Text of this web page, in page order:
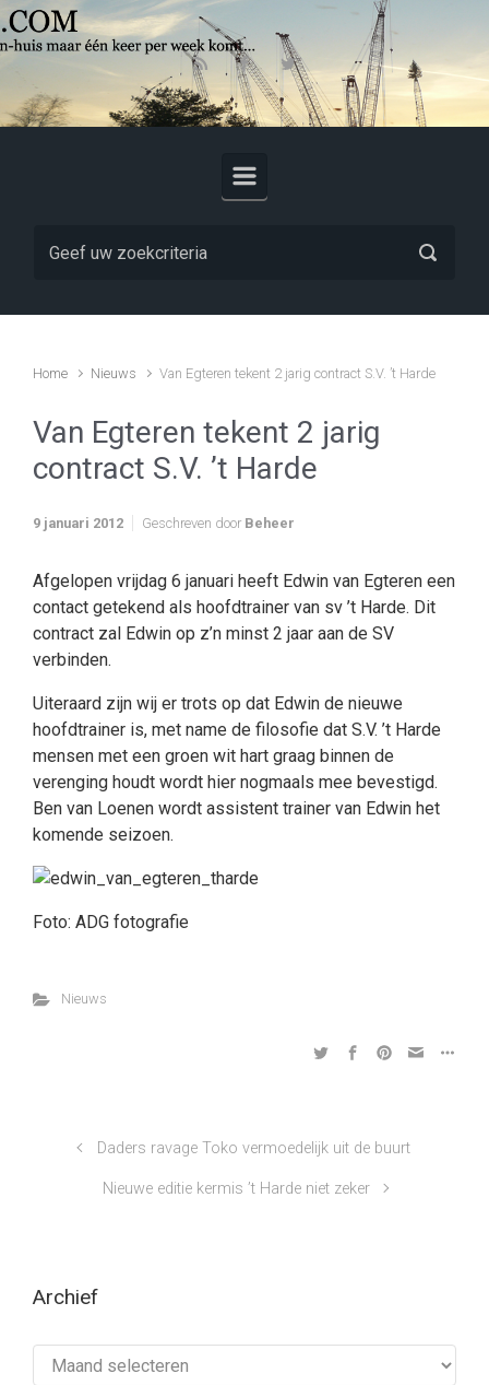
Skip to main content
Home Nieuws Van Egteren tekent 2 jarig contract S.V. ’t Harde
Van Egteren tekent 2 jarig
contract S.V. ’t Harde
9 januari 2012 Geschreven door Beheer
Afgelopen vrijdag 6 januari heeft Edwin van Egteren een
contact getekend als hoofdtrainer van sv ’t Harde. Dit
contract zal Edwin op z’n minst 2 jaar aan de SV
verbinden.
Uiteraard zijn wij er trots op dat Edwin de nieuwe
hoofdtrainer is, met name de filosofie dat S.V. ’t Harde
mensen met een groen wit hart graag binnen de
verenging houdt wordt hier nogmaals mee bevestigd.
Ben van Loenen wordt assistent trainer van Edwin het
komende seizoen.
Foto: ADG fotografie
Nieuws
Daders ravage Toko vermoedelijk uit de buurt
Nieuwe editie kermis ’t Harde niet zeker
Archief